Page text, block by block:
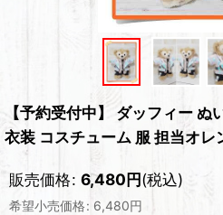
【予約受付中】 ダッフィー
衣装 コスチューム 服 担当オ
販売価格: 6,480円(税込)
希望小売価格: 6,480円